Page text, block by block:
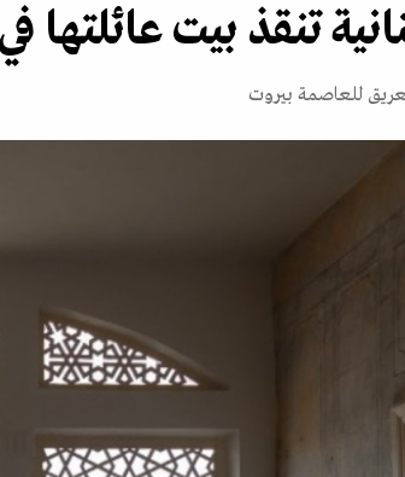
تنقذ بيت عائلتها
للعاصمة بيروت